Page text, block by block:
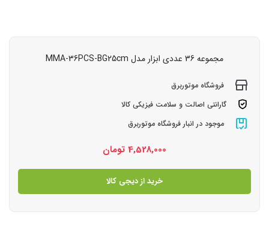
مجموعه 36 عددی ابزار مدل MMA-36PCS-BG25cm
فروشگاه موتوربرق
گارانتی اصالت و سلامت فیزیکی کالا
موجود در انبار فروشگاه موتوربرق
4,528,000 تومان
خرید از دیجی کالا